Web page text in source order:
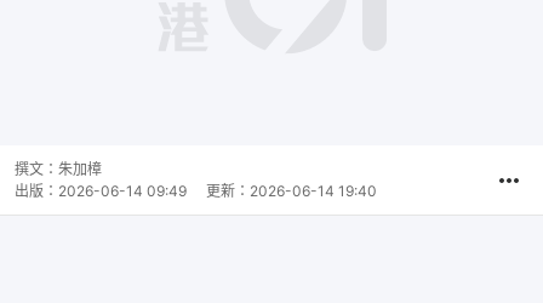
撰文： 朱加樟
出版： 2026-06-14 09:49 更新： 2026-06-14 19:40